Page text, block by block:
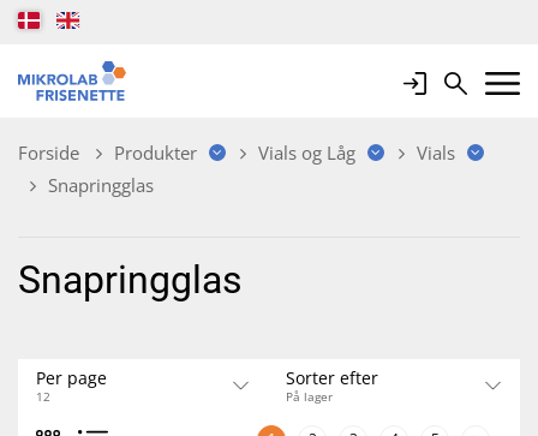
LoginSearchMobile
Forside Produkter Vials og Låg
Vials
Snapringglas
Snapringglas
Per page
12
Sorter efter
På lager